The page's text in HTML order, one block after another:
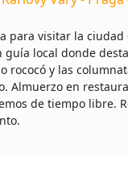
para visitar la
guía local donde
rococó y las
Almuerzo en
de tiempo libre.